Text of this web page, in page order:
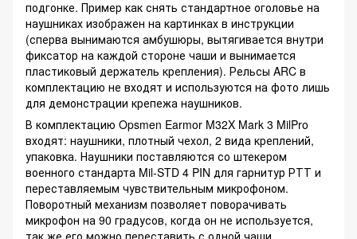
подгонке. Пример как снять стандартное оголовье на
наушниках изображен на картинках в инструкции
(сперва вынимаются амбушюры, вытягивается внутри
фиксатор на каждой стороне чаши и вынимается
пластиковый держатель крепления). Рельсы ARC в
комплектацию не входят и используются на фото лишь
для демонстрации крепежа наушников.
В комплектацию Opsmen Earmor M32X Mark 3 MilPro
входят: наушники, плотный чехол, 2 вида креплений,
упаковка. Наушники поставляются со штекером
военного стандарта Mil-STD 4 PIN для гарнитур РТТ и
переставляемым чувствительным микрофоном.
Поворотный механизм позволяет поворачивать
микрофон на 90 градусов, когда он не используется,